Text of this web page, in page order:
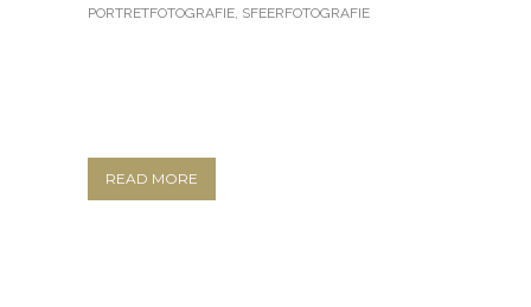
PORTRETFOTOGRAFIE, SFEERFOTOGRAFIE
READ MORE